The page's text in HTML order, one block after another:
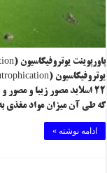
۲۲ اسلاید مصور زیبا و
که طی آن میزان مواد مغذی
ادامه نوشته »